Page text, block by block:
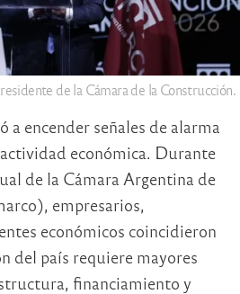
de la Cámara de la Construcción.
a encender señales de alarma
económica. Durante
de la Cámara Argentina de
empresarios,
económicos coincidieron
del país requiere mayores
financiamiento y